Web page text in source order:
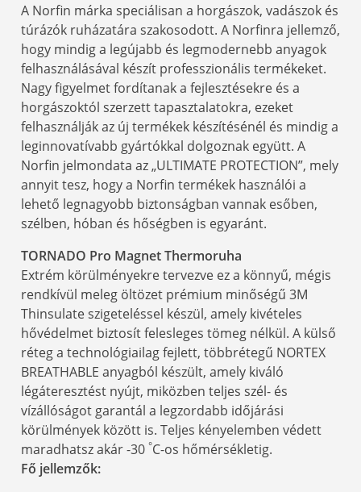
A Norfin márka speciálisan a horgászok, vadászok és
túrázók ruházatára szakosodott. A Norfinra jellemző,
hogy mindig a legújabb és legmodernebb anyagok
felhasználásával készít professzionális termékeket.
Nagy figyelmet fordítanak a fejlesztésekre és a
horgászoktól szerzett tapasztalatokra, ezeket
felhasználják az új termékek készítésénél és mindig a
leginnovatívabb gyártókkal dolgoznak együtt. A
Norfin jelmondata az „ULTIMATE PROTECTION”, mely
annyit tesz, hogy a Norfin termékek használói a
lehető legnagyobb biztonságban vannak esőben,
szélben, hóban és hőségben is egyaránt.
TORNADO Pro Magnet Thermoruha
Extrém körülményekre tervezve ez a könnyű, mégis
rendkívül meleg öltözet prémium minőségű 3M
Thinsulate szigeteléssel készül, amely kivételes
hővédelmet biztosít felesleges tömeg nélkül. A külső
réteg a technológiailag fejlett, többrétegű NORTEX
BREATHABLE anyagból készült, amely kiváló
légáteresztést nyújt, miközben teljes szél- és
vízállóságot garantál a legzordabb időjárási
körülmények között is. Teljes kényelemben védett
maradhatsz akár -30 °C-os hőmérsékletig.
Fő jellemzők: